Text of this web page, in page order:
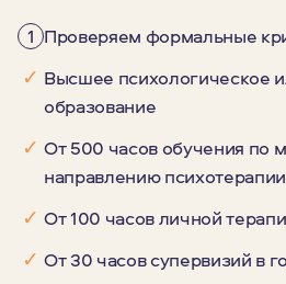
1 Проверяем формальные
✓ Высшее психологическое
образование
✓ От 500 часов обучения по
направлению психотерапии
✓ От 100 часов личной
✓ От 30 часов супервизий в